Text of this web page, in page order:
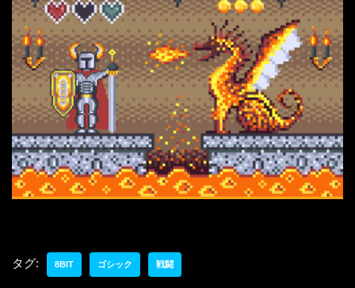
タグ: 8BIT ゴシック 戦闘